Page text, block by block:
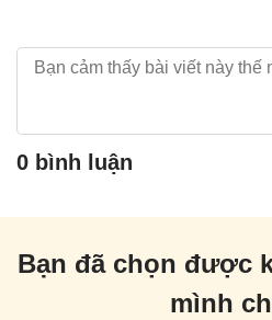
0 bình luận
Bạn đã chọn được
mình